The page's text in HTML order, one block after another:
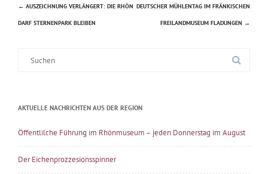
Beitragsnavigation
← AUSZEICHNUNG VERLÄNGERT: DIE RHÖN
DARF STERNENPARK BLEIBEN
DEUTSCHER MÜHLENTAG IM FRÄNKISCHEN
FREILANDMUSEUM FLADUNGEN →
AKTUELLE NACHRICHTEN AUS DER REGION
Öffentlilche Führung im Rhönmuseum – jeden Donnerstag im August
Der Eichenprozzesionsspinner